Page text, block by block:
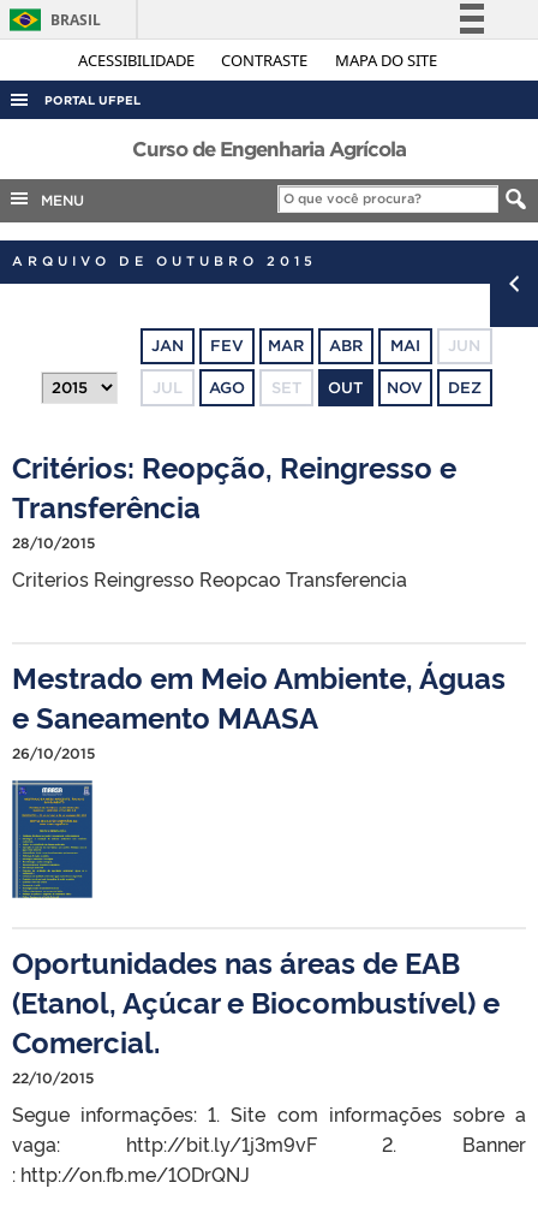
ACESSIBILIDADE CONTRASTE MAPA DO SITE
BRASIL
Simplifique!
Acesso à informação
Legislação
Canais
PORTAL UFPEL
ACESSO À INFORMAÇÃO
AUDITORIA
COBALTO
CONCURSOS
OUVIDORIA
TELEFONES
Curso de Engenharia Agrícola
MENU
ARQUIVO DE OUTUBRO 2015
JAN FEV MAR ABR MAI JUN
JUL AGO SET OUT NOV DEZ
Critérios: Reopção, Reingresso e
Transferência
28/10/2015
Criterios Reingresso Reopcao Transferencia
Mestrado em Meio Ambiente, Águas
e Saneamento MAASA
26/10/2015
Oportunidades nas áreas de EAB
(Etanol, Açúcar e Biocombustível) e
Comercial.
22/10/2015
Segue informações: 1. Site com informações sobre a
vaga: http://bit.ly/1j3m9vF 2. Banner
: http://on.fb.me/1ODrQNJ